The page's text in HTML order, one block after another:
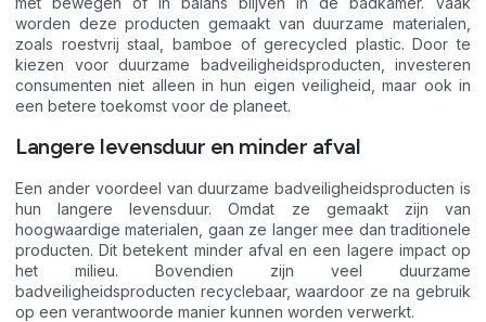
worden deze producten gemaakt van duurzame materialen,
zoals roestvrij staal, bamboe of gerecycled plastic. Door te
kiezen voor duurzame badveiligheidsproducten, investeren
consumenten niet alleen in hun eigen veiligheid, maar ook in
een betere toekomst voor de planeet.
Langere levensduur en minder afval
Een ander voordeel van duurzame badveiligheidsproducten is
hun langere levensduur. Omdat ze gemaakt zijn van
hoogwaardige materialen, gaan ze langer mee dan traditionele
producten. Dit betekent minder afval en een lagere impact op
het milieu. Bovendien zijn veel duurzame
badveiligheidsproducten recyclebaar, waardoor ze na gebruik
op een verantwoorde manier kunnen worden verwerkt.